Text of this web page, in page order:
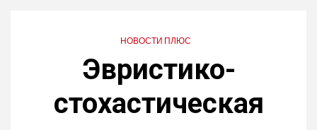
НОВОСТИ ПЛЮС
Эвристико-
стохастическая